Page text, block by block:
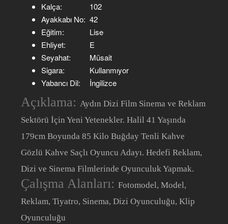
Kalça:
102
Ayakkabı No: 42
Eğitim:
Lise
Ehliyet:
E
Seyahat:
Müsait
Sigara:
Kullanmıyor
Yabancı Dil:
İngilizce
Açıklama: Aydın Dizi Film Sinema ve Reklam
Sektörü İçin Yeni Yetenekler. Halil 41 Yaşında
179cm Boyunda 85 Kilo Buğday Tenli Kahve
Gözlü Kahve Saçlı Oyuncu Adayı. Hedefi Reklam,
Dizi ve Sinema Filmlerinde Oyunculuk Yapmak.
Çalışma Alanları:Fotomodel, Model,
Reklam, Tiyatro, Sinema, Dizi Oyunculuğu, Klip
Oyunculuğu